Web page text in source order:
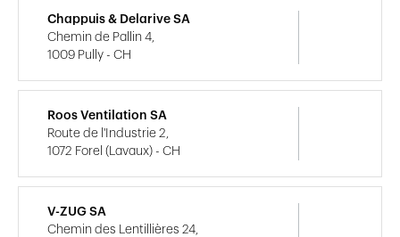
Chappuis & Delarive SA
Chemin de Pallin 4,
1009 Pully - CH
Roos Ventilation SA
Route de l'Industrie 2,
1072 Forel (Lavaux) - CH
V-ZUG SA
Chemin des Lentillières 24,